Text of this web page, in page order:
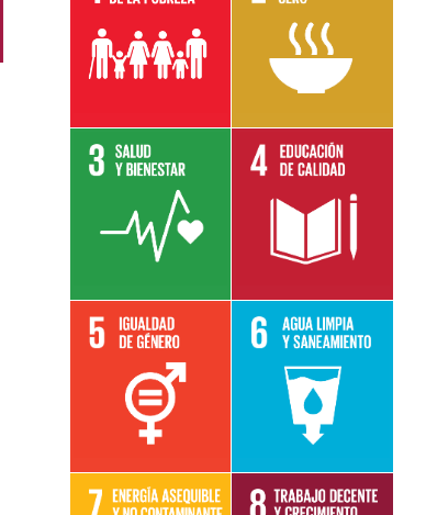
Leer más sobre
el objetivo 1
Leer más sobre
el objetivo 2
Leer más sobre
el objetivo 3
Leer más sobre
Leer más sobre
el objetivo 5e
Leer más sobre
el objetivo 6